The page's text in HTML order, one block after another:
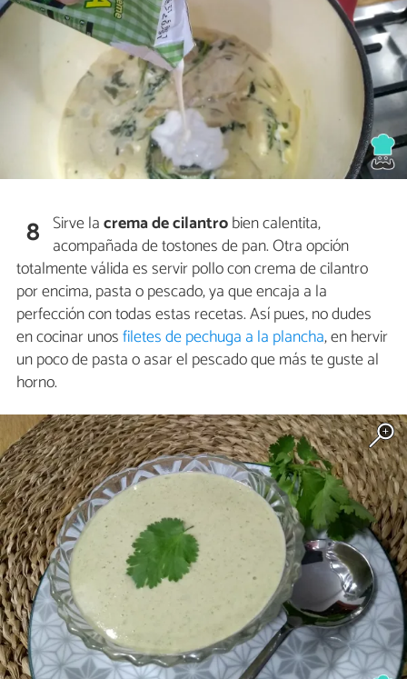
8 Sirve lacrema de cilantrobien calentita,
acompañada de tostones de pan. Otra opción
totalmente válida es servir pollo con crema de cilantro
por encima, pasta o pescado, ya que encaja a la
perfección con todas estas recetas. Así pues, no dudes
en cocinar unosfiletes de pechuga a la plancha, en hervir
un poco de pasta o asar el pescado que más te guste al
horno.